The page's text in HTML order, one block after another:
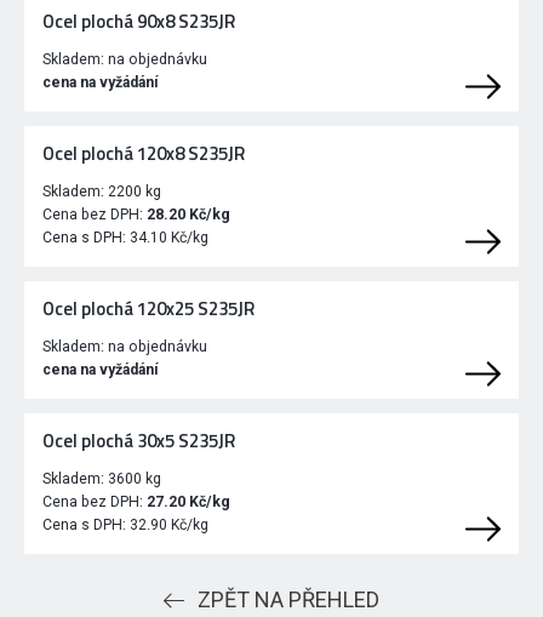
Ocel plochá 90x8 S235JR
Skladem: na objednávku
cena na vyžádání
Ocel plochá 120x8 S235JR
Skladem: 2200 kg
Cena bez DPH: 28.20 Kč/kg
Cena s DPH: 34.10 Kč/kg
Ocel plochá 120x25 S235JR
Skladem: na objednávku
cena na vyžádání
Ocel plochá 30x5 S235JR
Skladem: 3600 kg
Cena bez DPH: 27.20 Kč/kg
Cena s DPH: 32.90 Kč/kg
ZPĚT NA PŘEHLED